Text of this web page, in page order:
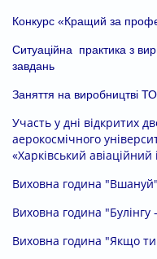
Конкурс «Кращий за
Ситуаційна практика з
завдань
Заняття на виробництві
Участь у дні відкритих
аерокосмічного
«Харківський авіаційний
Виховна година "Вшануй"
Виховна година "Булінгу
Виховна година "Якщо